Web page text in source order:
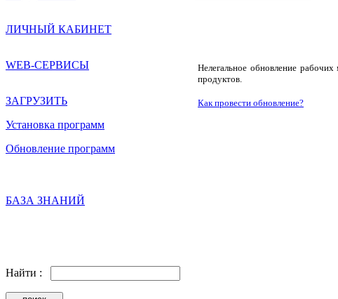
ЛИЧНЫЙ КАБИНЕТ
WEB-СЕРВИСЫ
ЗАГРУЗИТЬ
Установка программ
Обновление программ
БАЗА ЗНАНИЙ
Найти :
Нелегальное обновление
продуктов.
Как провести обновление?